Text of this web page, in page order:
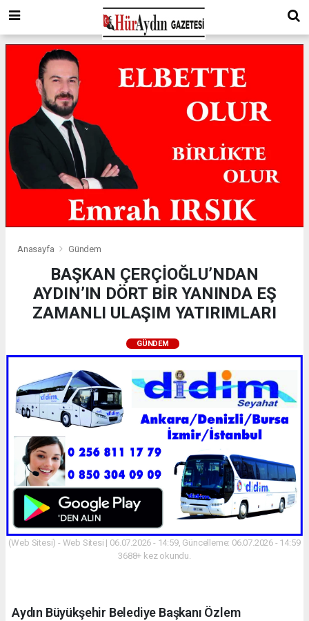
Anasayfa Gündem
BAŞKAN ÇERÇİOĞLU’NDAN
AYDIN’IN DÖRT BİR YANINDA EŞ
ZAMANLI ULAŞIM YATIRIMLARI
GÜNDEM
(Web Sitesi) - Web Sitesi | 06.07.2026 - 14:59, Güncelleme: 06.07.2026 - 14:59
3688+ kez okundu.
Aydın Büyükşehir Belediye Başkanı Özlem